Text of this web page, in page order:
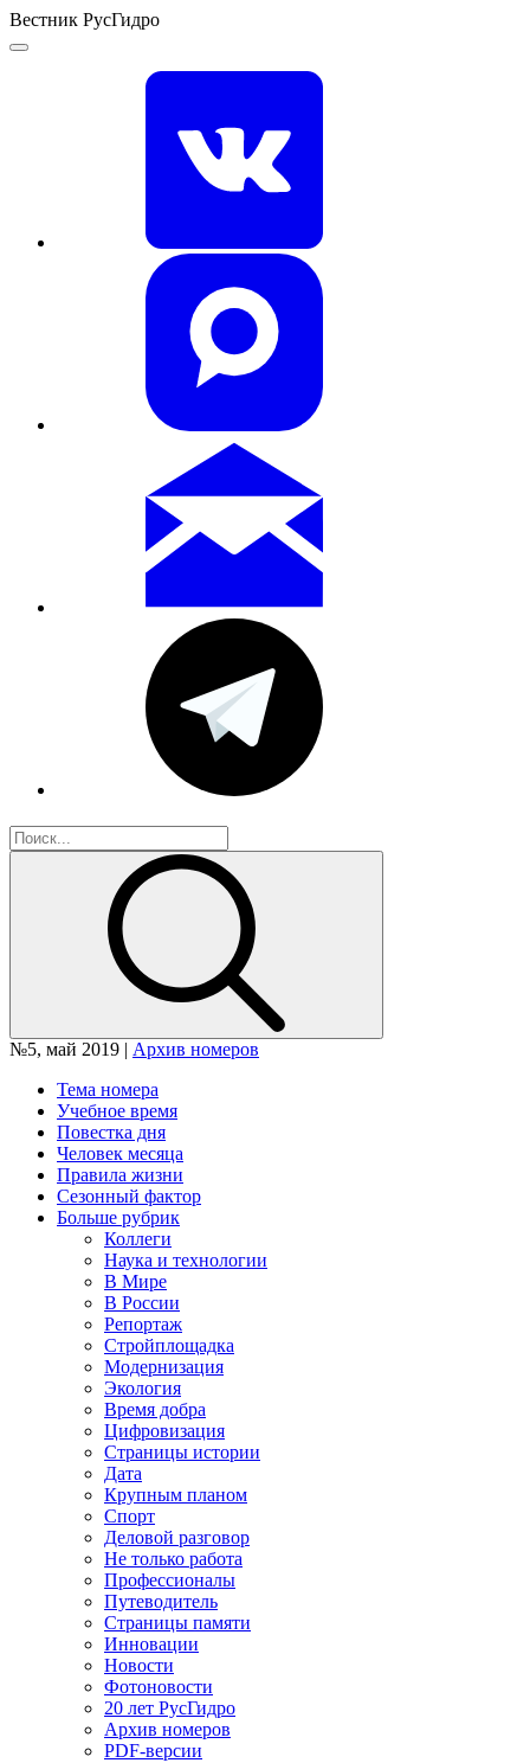
Вестник РусГидро
№5, май 2019 | Архив номеров
Тема номера
Учебное время
Повестка дня
Человек месяца
Правила жизни
Сезонный фактор
Больше рубрик
Коллеги
Наука и технологии
В Мире
В России
Репортаж
Стройплощадка
Модернизация
Экология
Время добра
Цифровизация
Страницы истории
Дата
Крупным планом
Спорт
Деловой разговор
Не только работа
Профессионалы
Путеводитель
Страницы памяти
Инновации
Новости
Фотоновости
20 лет РусГидро
Архив номеров
PDF-версии